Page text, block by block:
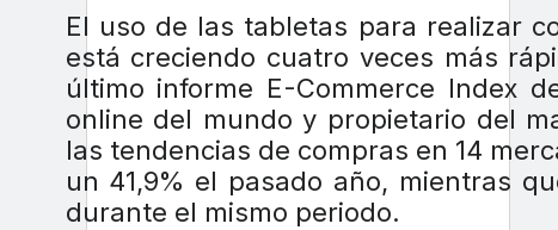
El uso de las tabletas para realizar
está creciendo cuatro veces más
último informe E-Commerce Index
online del mundo y propietario del
las tendencias de compras en 14
un 41,9% el pasado año, mientras
durante el mismo periodo.